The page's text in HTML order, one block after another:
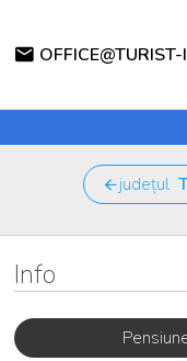
județul
Info